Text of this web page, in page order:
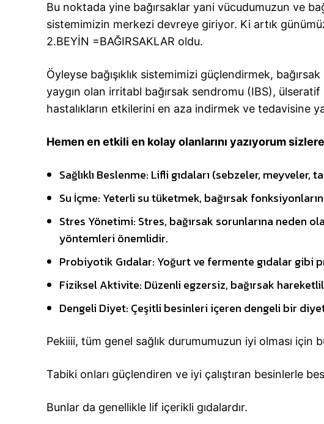
Bu noktada yine bağırsaklar yani vücudumuzun ve
sistemimizin merkezi devreye giriyor. Ki artık
2.BEYİN =BAĞIRSAKLAR oldu.
Öyleyse bağışıklık sistemimizi güçlendirmek, bağırsak
yaygın olan irritabl bağırsak sendromu (IBS),
hastalıkların etkilerini en aza indirmek ve tedavisine
Hemen en etkili en kolay olanlarını yazıyorum
Sağlıklı Beslenme: Lifli gıdaları (sebzeler, meyveler,
Su İçme: Yeterli su tüketmek, bağırsak
Stres Yönetimi: Stres, bağırsak sorunlarına neden
yöntemleri önemlidir.
Probiyotik Gıdalar: Yoğurt ve fermente gıdalar gibi
Fiziksel Aktivite: Düzenli egzersiz, bağırsak
Dengeli Diyet: Çeşitli besinleri içeren dengeli bir
Pekiiii, tüm genel sağlık durumumuzun iyi olması için
Tabiki onları güçlendiren ve iyi çalıştıran besinlerle
Bunlar da genellikle lif içerikli gıdalardır.